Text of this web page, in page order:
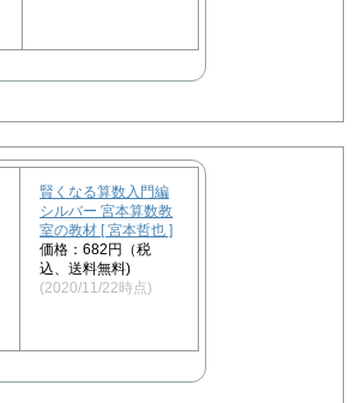
賢くなる算数入門編
シルバー 宮本算数教
室の教材 [ 宮本哲也 ]
価格：682円（税
込、送料無料)
(2020/11/22時点)